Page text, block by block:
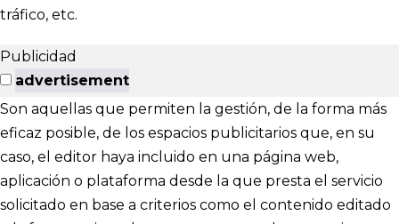
tráfico, etc.
Publicidad
advertisement
Son aquellas que permiten la gestión, de la forma más
eficaz posible, de los espacios publicitarios que, en su
caso, el editor haya incluido en una página web,
aplicación o plataforma desde la que presta el servicio
solicitado en base a criterios como el contenido editado